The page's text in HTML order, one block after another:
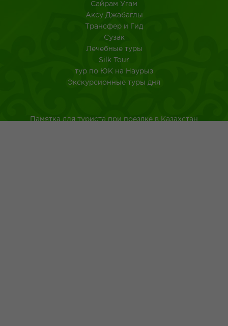
Сайрам Угам
Аксу Джабаглы
Трансфер и Гид
Сузак
Лечебные туры
Silk Tour
тур по ЮК на Наурыз
Экскурсионные туры дня
Памятка для туриста при поездке в Казахстан